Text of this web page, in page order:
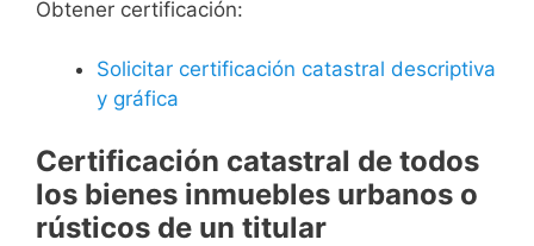
Obtener certificación:
Solicitar certificación catastral descriptiva
y gráfica
Certificación catastral de todos
los bienes inmuebles urbanos o
rústicos de un titular